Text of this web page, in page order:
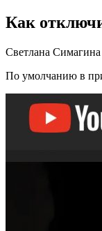
Как
Светлана Симагина
По умолчанию в